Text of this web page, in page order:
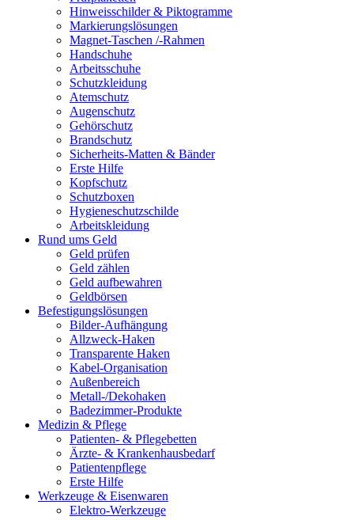
Hinweisschilder & Piktogramme
Markierungslösungen
Magnet-Taschen /-Rahmen
Handschuhe
Arbeitsschuhe
Schutzkleidung
Atemschutz
Augenschutz
Gehörschutz
Brandschutz
Sicherheits-Matten & Bänder
Erste Hilfe
Kopfschutz
Schutzboxen
Hygieneschutzschilde
Arbeitskleidung
Rund ums Geld
Geld prüfen
Geld zählen
Geld aufbewahren
Geldbörsen
Befestigungslösungen
Bilder-Aufhängung
Allzweck-Haken
Transparente Haken
Kabel-Organisation
Außenbereich
Metall-/Dekohaken
Badezimmer-Produkte
Medizin & Pflege
Patienten- & Pflegebetten
Ärzte- & Krankenhausbedarf
Patientenpflege
Erste Hilfe
Werkzeuge & Eisenwaren
Elektro-Werkzeuge